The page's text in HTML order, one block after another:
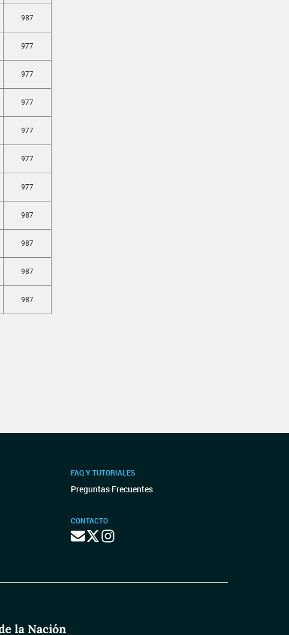
987
977
977
977
977
977
977
987
987
987
987
FAQ Y TUTORIALES
Preguntas Frecuentes
CONTACTO